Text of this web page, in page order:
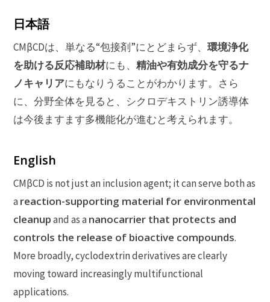
日本語
CMβCDは、単なる“包接剤”にとどまらず、 環境浄化
を助ける反応補助材にも、 精油や有効成分を守るナ
ノキャリアにもなりうることがわかります。さら
に、分野全体を見ると、シクロデキストリン誘導体
は今後ますます多機能化が進むと考えられます。
English
CMβCD is not just an inclusion agent; it can serve both as
areaction-supporting material for environmental
cleanupand as ananocarrier that protects and
controls the release of bioactive compounds.
More broadly, cyclodextrin derivatives are clearly
moving toward increasingly multifunctional
applications.